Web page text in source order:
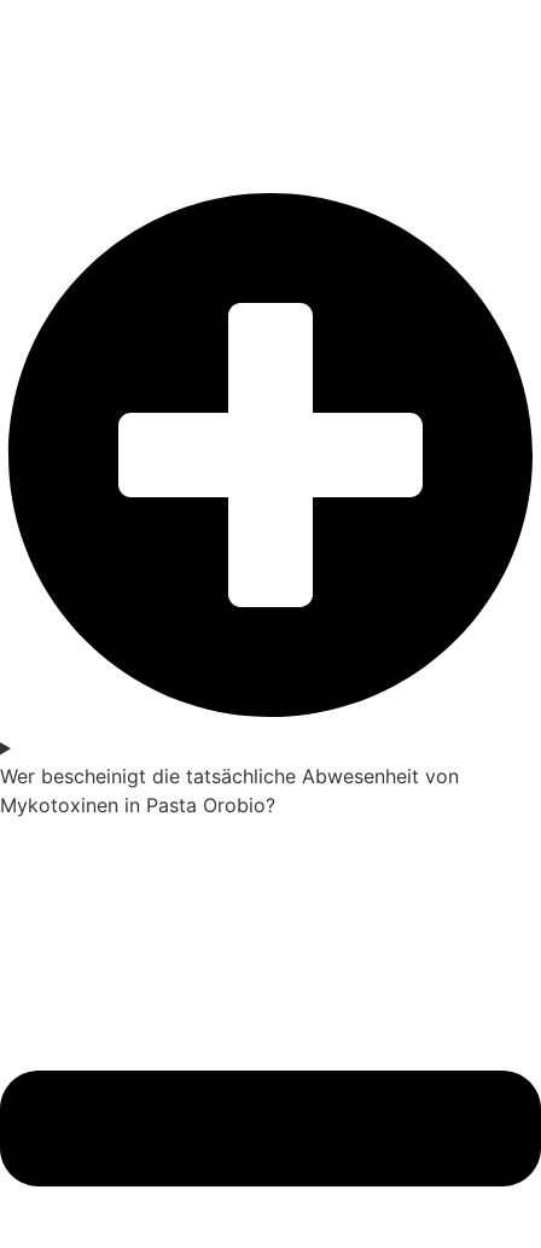
Wer bescheinigt die tatsächliche Abwesenheit von
Mykotoxinen in Pasta Orobio?